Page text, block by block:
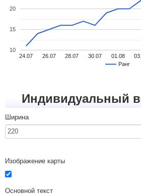
Ранг
24.07 26.07 28.07 30.07 01.08
10
15
20
Индивидуальный
Ширина
Изображение карты
Основной текст